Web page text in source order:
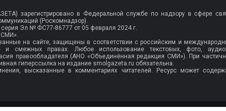
зарегистрировано в Федеральной службе по надзору в сфере
(Роскомнадзор).
серия Эл № ФС77-86777 от 05 февраля 2024 г.
СМИ».
на сайте, защищены в соответствии с российским и
и смежных правах. Любое использование текстовых, фото,
правообладателя (АНО «Объединённая редакция СМИ»). При
гиперссылка на издание smolgazeta.ru обязательна.
высказанные в комментариях читателей. Ресурс может